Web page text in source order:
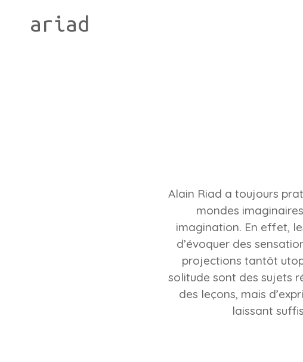
ariad
Alain Riad a toujours
mondes
imagination. En effet,
d’évoquer des
projections tantôt
solitude sont des sujets
des leçons, mais
laissant